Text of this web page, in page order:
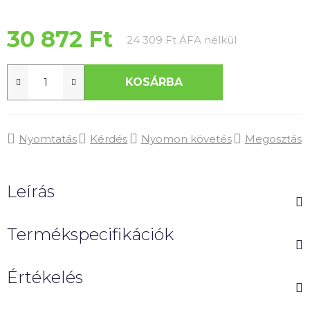
csillag.
30 872 Ft 24 309 Ft ÁFA nélkül
KOSÁRBA
Nyomtatás Kérdés Nyomon követés Megosztás
Leírás
Termékspecifikációk
Értékelés